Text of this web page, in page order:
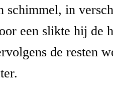
schimmel, in
een slikte hij de
de resten